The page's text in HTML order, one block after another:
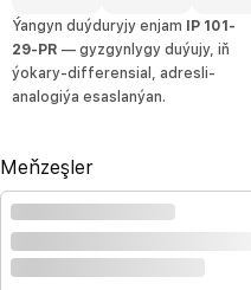
Ýangyn duýduryjy enjam
IP 101-
29-PR — gyzgynlygy duýujy, iň
ýokary-differensial, adresli-
analogiýa esaslanýan.
Meňzeşler